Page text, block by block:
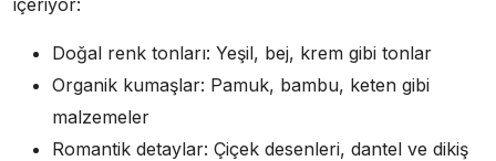
Doğal renk tonları: Yeşil, bej, krem gibi tonlar
Organik kumaşlar: Pamuk, bambu, keten gibi
malzemeler
Romantik detaylar: Çiçek desenleri, dantel ve dikiş